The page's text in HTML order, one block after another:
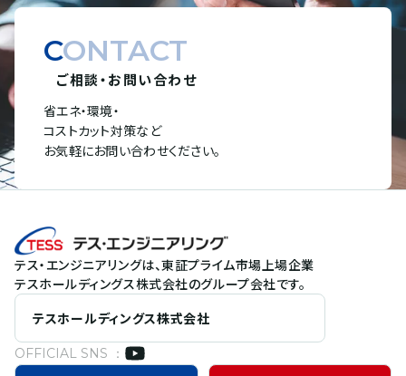
CONTACT
ご相談・お問い合わせ
省エネ・環境・
コストカット対策など
お気軽にお問い合わせください。
テス・エンジニアリングは、東証プライム市場上場企業
テスホールディングス株式会社のグループ会社です。
テスホールディングス株式会社
OFFICIAL SNS ：